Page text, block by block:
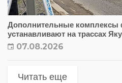
Дополнительные комплексы
устанавливают на трассах
07.08.2026
Читать еще